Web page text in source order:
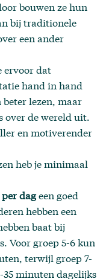
bouwen ze hun
bij traditionele
een ander
ervoor dat
hand in hand
lezen, maar
over de wereld uit.
en motiverender
heb je minimaal
dageen goed
hebben een
baat bij
Voor groep 5-6 kun
terwijl groep 7-
35 minuten dagelijks